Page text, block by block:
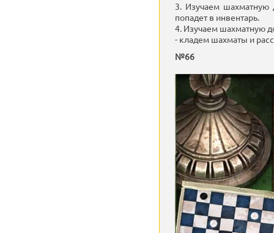
3. Изучаем шахматную
попадет в инвентарь.
4. Изучаем шахматную
- кладем шахматы и
№66